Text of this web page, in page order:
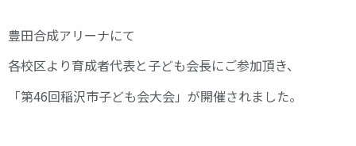
豊田合成アリーナにて
各校区より育成者代表と子ども会長にご参加頂き、
「第46回稲沢市子ども会大会」が開催されました。